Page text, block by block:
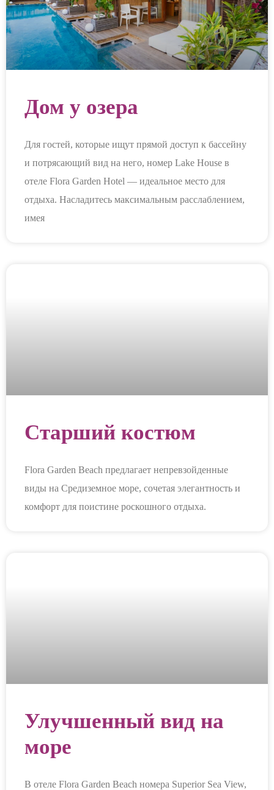
Дом у озера
Для гостей, которые ищут прямой доступ к бассейну
и потрясающий вид на него, номер Lake House в
отеле Flora Garden Hotel — идеальное место для
отдыха. Насладитесь максимальным расслаблением,
имея
Старший костюм
Flora Garden Beach предлагает непревзойденные
виды на Средиземное море, сочетая элегантность и
комфорт для поистине роскошного отдыха.
Улучшенный вид на
море
В отеле Flora Garden Beach номера Superior Sea View,